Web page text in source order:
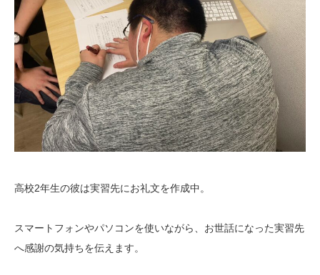
高校2年生の彼は実習先にお礼文を作成中。
スマートフォンやパソコンを使いながら、お世話になった実習先
へ感謝の気持ちを伝えます。